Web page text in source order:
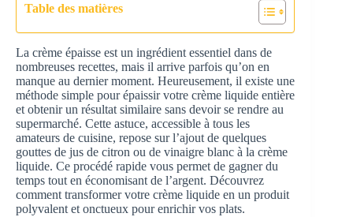
Table des matières
La crème épaisse est un ingrédient essentiel dans de
nombreuses recettes, mais il arrive parfois qu’on en
manque au dernier moment. Heureusement, il existe une
méthode simple pour épaissir votre crème liquide entière
et obtenir un résultat similaire sans devoir se rendre au
supermarché. Cette astuce, accessible à tous les
amateurs de cuisine, repose sur l’ajout de quelques
gouttes de jus de citron ou de vinaigre blanc à la crème
liquide. Ce procédé rapide vous permet de gagner du
temps tout en économisant de l’argent. Découvrez
comment transformer votre crème liquide en un produit
polyvalent et onctueux pour enrichir vos plats.